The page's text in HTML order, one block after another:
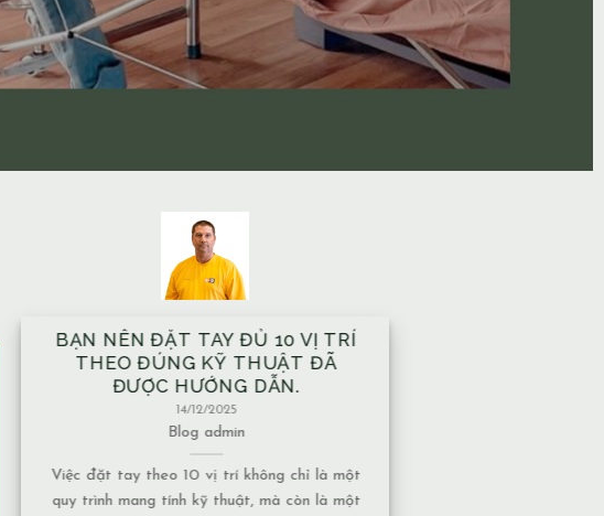
NHÀ XÂY TRÊN MẠCH NƯỚC
NGẦM CÓ ẢNH HƯỞNG GÌ VỀ
MẶT NĂNG LƯỢNG KHÔNG?
13/12/2025
Blogadmin
Mạch nước ngầm có nhiều dạng khác nhau,
và mức độ ảnh hưởng về năng lượng cũng